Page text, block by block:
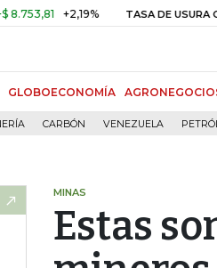
+2,19% TASA DE USURA CRÉDITO
GLOBOECONOMÍA
CARBÓN VENEZUELA
MINAS
Estas